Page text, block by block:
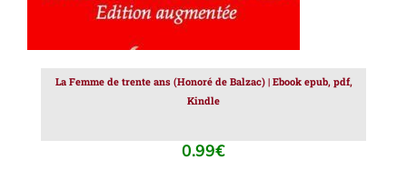
La Femme de trente ans (Honoré de Balzac) | Ebook epub, pdf,
Kindle
0.99€